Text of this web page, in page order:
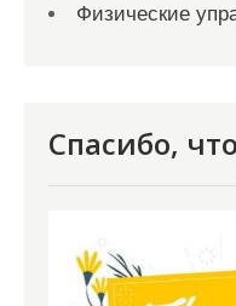
Физические
Спасибо,